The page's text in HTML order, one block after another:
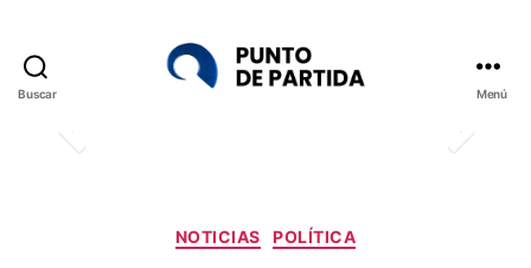
Buscar Menú
Categorías
NOTICIAS POLÍTICA